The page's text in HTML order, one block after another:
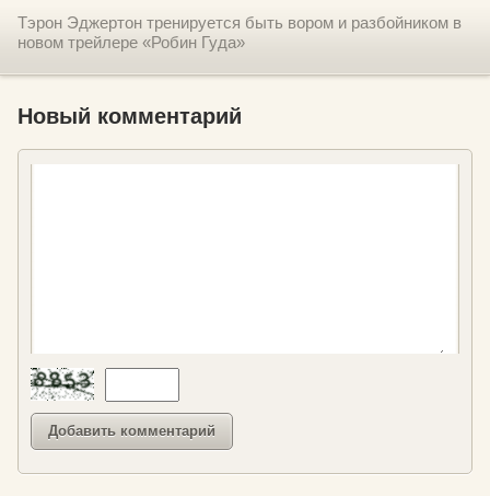
Тэрон Эджертон тренируется быть вором и разбойником в
новом трейлере «Робин Гуда»
Новый комментарий